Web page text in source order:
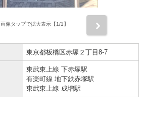
画像タップで拡大表示【1/1】
東京都板橋区赤塚２丁目8-7
東武東上線 下赤塚駅
有楽町線 地下鉄赤塚駅
東武東上線 成増駅